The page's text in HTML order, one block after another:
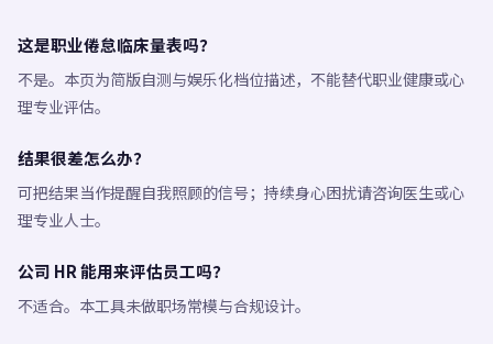
这是职业倦怠临床量表吗？
不是。本页为简版自测与娱乐化档位描述，不能替代职业健康或心
理专业评估。
结果很差怎么办？
可把结果当作提醒自我照顾的信号；持续身心困扰请咨询医生或心
理专业人士。
公司 HR 能用来评估员工吗？
不适合。本工具未做职场常模与合规设计。